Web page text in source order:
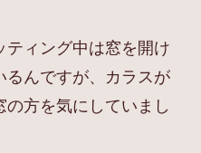
ィング中は窓を開け
るんですが、カラスが
方を気にしていまし